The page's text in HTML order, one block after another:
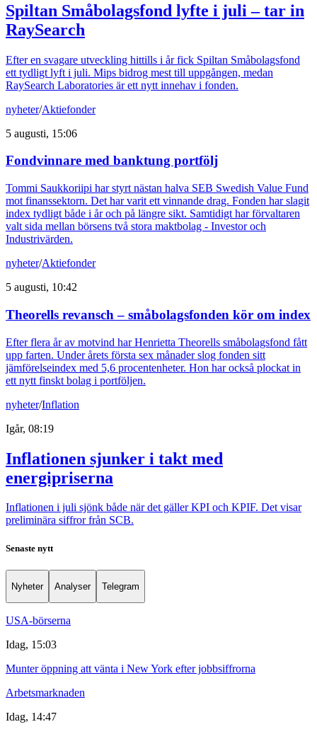
Spiltan Småbolagsfond lyfte i juli – tar in
RaySearch
Efter en svagare utveckling hittills i år fick Spiltan Småbolagsfond
ett tydligt lyft i juli. Mips bidrog mest till uppgången, medan
RaySearch Laboratories är ett nytt innehav i fonden.
nyheter/Aktiefonder
5 augusti, 15:06
Fondvinnare med banktung portfölj
Tommi Saukkoriipi har styrt nästan halva SEB Swedish Value Fund
mot finanssektorn. Det har varit ett vinnande drag. Fonden har slagit
index tydligt både i år och på längre sikt. Samtidigt har förvaltaren
valt sida mellan börsens två stora maktbolag - Investor och
Industrivärden.
nyheter/Aktiefonder
5 augusti, 10:42
Theorells revansch – småbolagsfonden kör om index
Efter flera år av motvind har Henrietta Theorells småbolagsfond fått
upp farten. Under årets första sex månader slog fonden sitt
jämförelseindex med 5,6 procentenheter. Hon har också plockat in
ett nytt finskt bolag i portföljen.
nyheter/Inflation
Igår, 08:19
Inflationen sjunker i takt med
energipriserna
Inflationen i juli sjönk både när det gäller KPI och KPIF. Det visar
preliminära siffror från SCB.
Senaste nytt
Nyheter Analyser Telegram
USA-börserna
Idag, 15:03
Munter öppning att vänta i New York efter jobbsiffrorna
Arbetsmarknaden
Idag, 14:47